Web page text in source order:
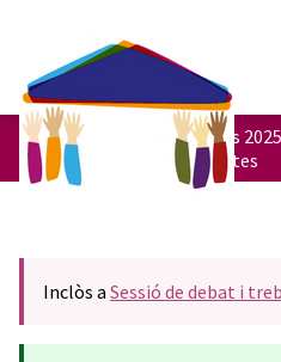
Pressupostos participatius
Consulta totes les propostes
Inclòs a Sessió de debat i